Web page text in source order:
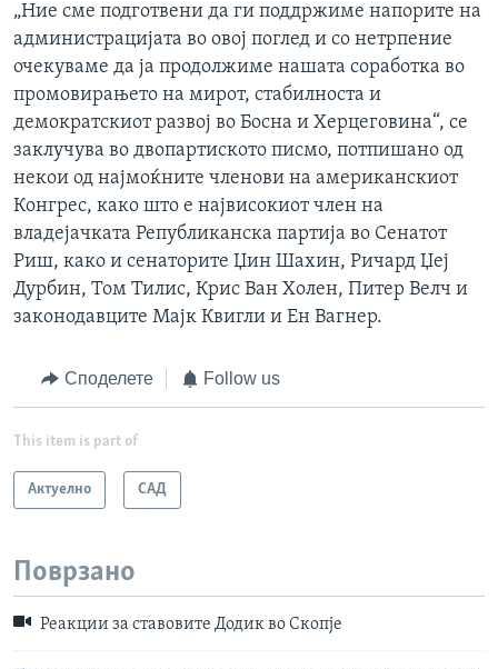
„Ние сме подготвени да ги поддржиме напорите на
администрацијата во овој поглед и со нетрпение
очекуваме да ја продолжиме нашата соработка во
промовирањето на мирот, стабилноста и
демократскиот развој во Босна и Херцеговина“, се
заклучува во двопартиското писмо, потпишано од
некои од најмоќните членови на американскиот
Конгрес, како што е највисокиот член на
владејачката Републиканска партија во Сенатот
Риш, како и сенаторите Џин Шахин, Ричард Џеј
Дурбин, Том Тилис, Крис Ван Холен, Питер Велч и
законодавците Мајк Квигли и Ен Вагнер.
Споделете Follow us
This item is part of
Актуелно САД
Поврзано
Реакции за ставовите Додик во Скопје